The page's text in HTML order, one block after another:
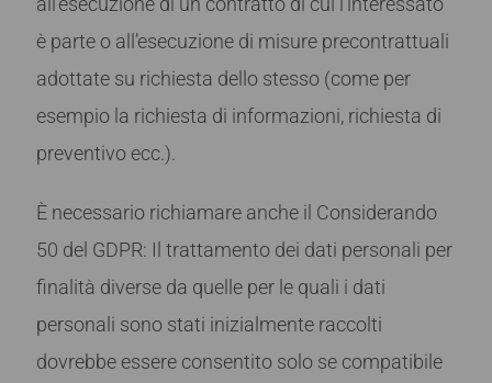
è parte o all’esecuzione di misure precontrattuali
adottate su richiesta dello stesso (come per
esempio la richiesta di informazioni, richiesta di
preventivo ecc.).
È necessario richiamare anche il Considerando
50 del GDPR: Il trattamento dei dati personali per
finalità diverse da quelle per le quali i dati
personali sono stati inizialmente raccolti
dovrebbe essere consentito solo se compatibile